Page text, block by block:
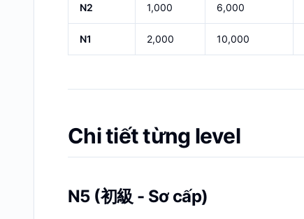
N2 1,000 6,000
N1 2,000 10,000
Chi tiết từng level
N5 (初級 - Sơ cấp)